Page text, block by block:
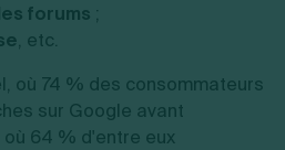
forums ;
, etc.
où 74 % des consommateurs
sur Google avant
64 % d'entre eux